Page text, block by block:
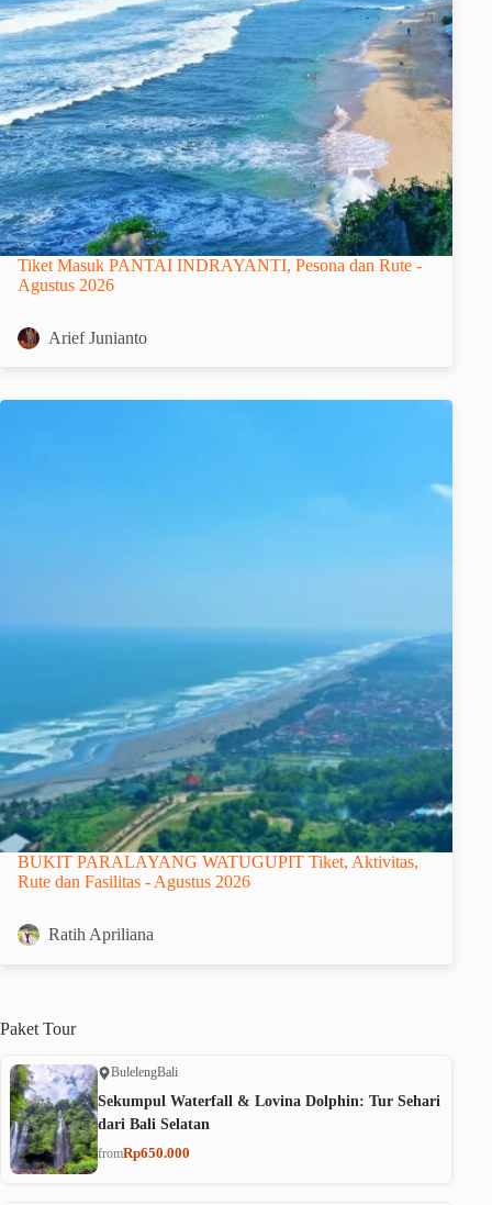
Tiket Masuk PANTAI INDRAYANTI, Pesona dan Rute -
Agustus 2026
Arief Junianto
BUKIT PARALAYANG WATUGUPIT Tiket, Aktivitas,
Rute dan Fasilitas - Agustus 2026
Ratih Apriliana
Paket Tour
BulelengBali
Sekumpul Waterfall & Lovina Dolphin: Tur Sehari
dari Bali Selatan
fromRp650.000